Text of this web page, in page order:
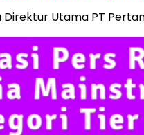
Direktur Utama PT